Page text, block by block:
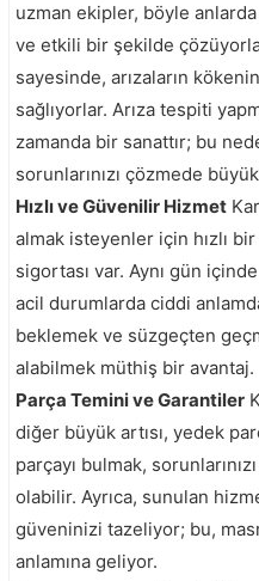
uzman ekipler, böyle
ve etkili bir şekilde
sayesinde, arızaların
sağlıyorlar. Arıza tespiti
zamanda bir sanattır; bu
sorunlarınızı çözmede
Hızlı ve Güvenilir Hizmet
almak isteyenler için hızlı
sigortası var. Aynı gün
acil durumlarda ciddi
beklemek ve süzgeçten
alabilmek müthiş bir avantaj.
Parça Temini ve Garantiler
diğer büyük artısı, yedek
parçayı bulmak,
olabilir. Ayrıca, sunulan
güveninizi tazeliyor; bu,
anlamına geliyor.